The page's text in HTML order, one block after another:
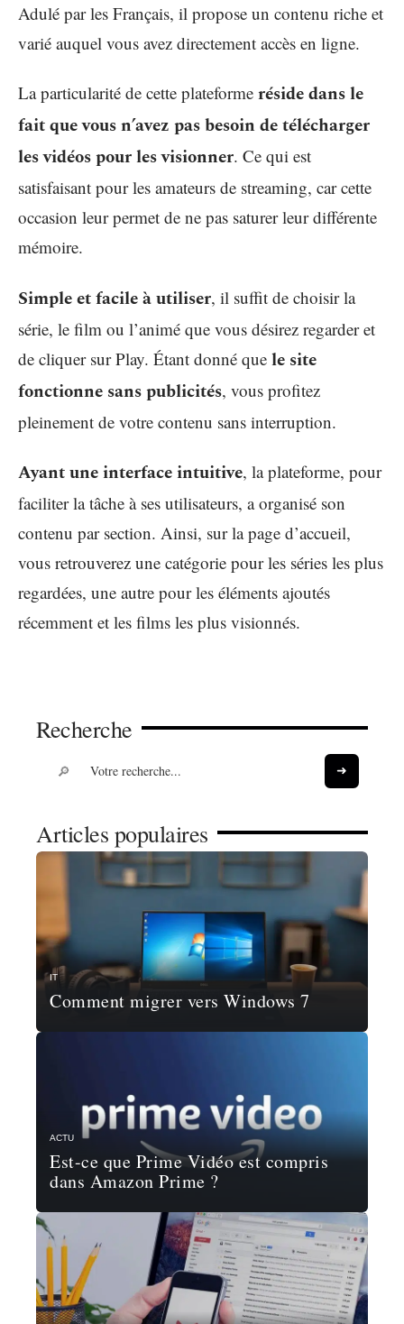
Adulé par les Français, il propose un contenu riche et
varié auquel vous avez directement accès en ligne.
La particularité de cette plateforme réside dans le
fait que vous n’avez pas besoin de télécharger
les vidéos pour les visionner. Ce qui est
satisfaisant pour les amateurs de streaming, car cette
occasion leur permet de ne pas saturer leur différente
mémoire.
Simple et facile à utiliser, il suffit de choisir la
série, le film ou l’animé que vous désirez regarder et
de cliquer sur Play. Étant donné que le site
fonctionne sans publicités, vous profitez
pleinement de votre contenu sans interruption.
Ayant une interface intuitive, la plateforme, pour
faciliter la tâche à ses utilisateurs, a organisé son
contenu par section. Ainsi, sur la page d’accueil,
vous retrouverez une catégorie pour les séries les plus
regardées, une autre pour les éléments ajoutés
récemment et les films les plus visionnés.
Recherche
Articles populaires
IT
Comment migrer vers Windows 7
ACTU
Est-ce que Prime Vidéo est compris
dans Amazon Prime ?